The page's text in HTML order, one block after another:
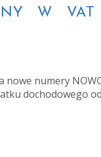
W
nowe numery
dochodowego